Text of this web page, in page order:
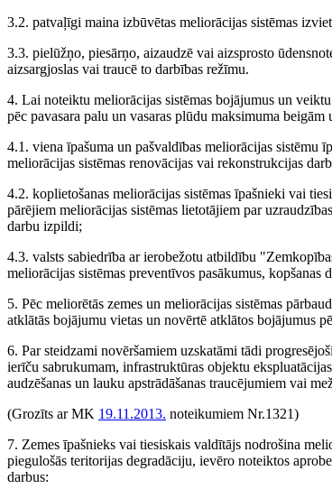
3.2. patvaļīgi maina izbūvētas meliorācijas sistēmas
3.3. pielūžņo, piesārņo, aizaudzē vai aizsprosto
aizsargjoslas vai traucē to darbības režīmu.
4. Lai noteiktu meliorācijas sistēmas bojājumus un
pēc pavasara palu un vasaras plūdu maksimuma
4.1. viena īpašuma un pašvaldības meliorācijas sistēmu
meliorācijas sistēmas renovācijas vai rekonstrukcijas
4.2. koplietošanas meliorācijas sistēmas īpašnieki vai
pārējiem meliorācijas sistēmas lietotājiem par
darbu izpildi;
4.3. valsts sabiedrība ar ierobežotu atbildību
meliorācijas sistēmas preventīvos pasākumus,
5. Pēc meliorētās zemes un meliorācijas sistēmas
atklātās bojājumu vietas un novērtē atklātos bojājumus
6. Par steidzami novēršamiem uzskatāmi tādi
ierīču sabrukumam, infrastruktūras objektu
audzēšanas un lauku apstrādāšanas traucējumiem vai
(Grozīts ar MK 19.11.2013. noteikumiem Nr.1321)
7. Zemes īpašnieks vai tiesiskais valdītājs nodrošina
piegulošās teritorijas degradāciju, ievēro noteiktos
darbus: